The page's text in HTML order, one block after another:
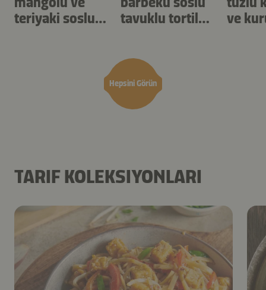
Hepsini Görün
teriyaki soslu
tavuklu tortilla
ve
TARIF KOLEKSIYONLARI